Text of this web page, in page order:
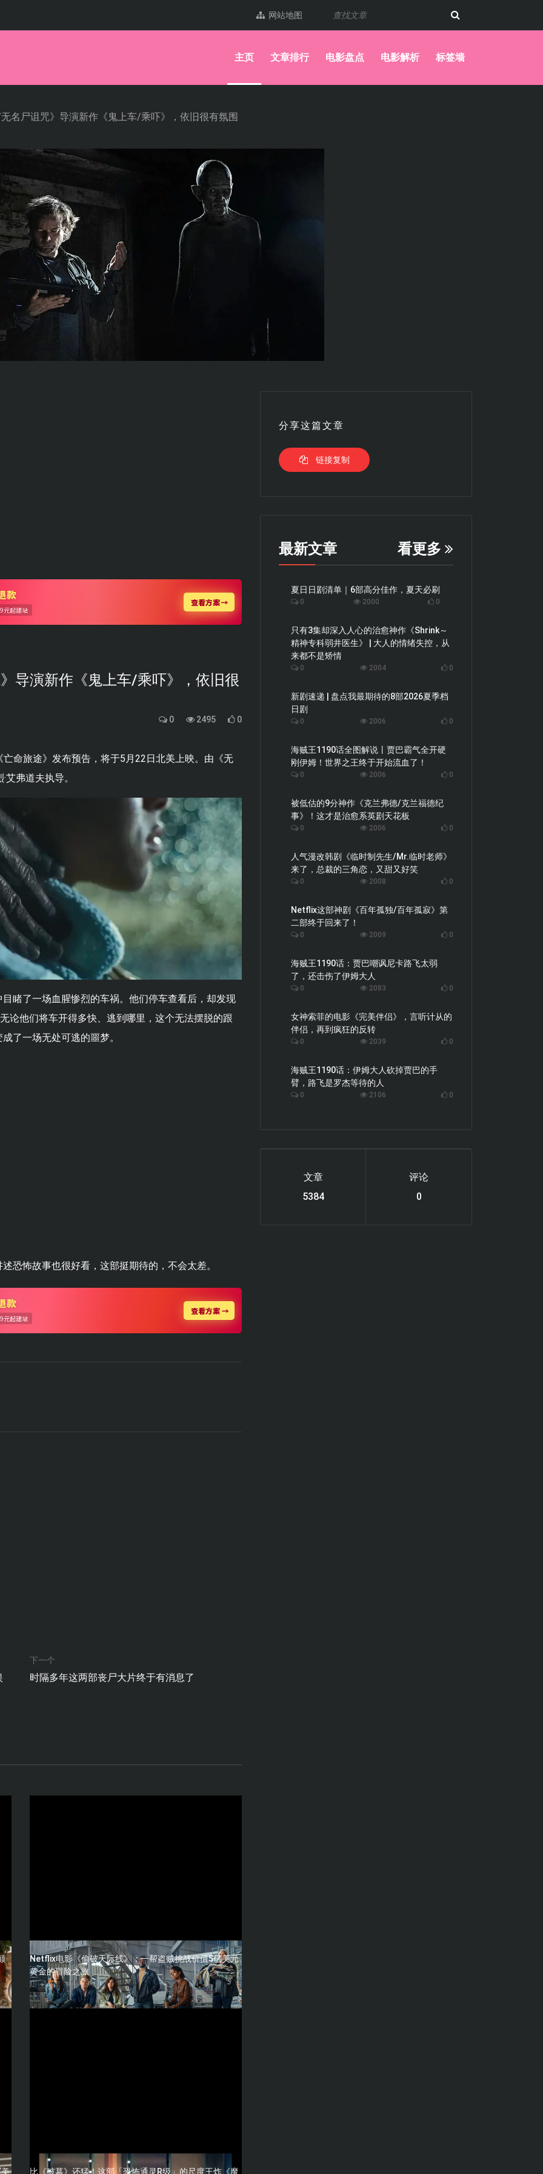
网站地图
主页 文章排行 电影盘点 电影解析 标签墙
名尸诅咒》导演新作《鬼上车/乘吓》，依旧很有氛围
导演新作《鬼上车/乘吓》，依旧很
0 2495 0
命旅途》发布预告，将于5月22日北美上映。由《无
弗道夫执导。
睹了一场血腥惨烈的车祸。他们停车查看后，却发现
论他们将车开得多快、逃到哪里，这个无法摆脱的跟
了一场无处可逃的噩梦。
恐怖故事也很好看，这部挺期待的，不会太差。
下一个
时隔多年这两部丧尸大片终于有消息了
Netflix电影《偷破天际线》：一帮盗贼挑战价值5亿美元
黄金的冒险之旅
比《破墓》还猛！这部「恐怖通灵R级」的尺度王炸《魔
分享这篇文章
链接复制
最新文章 看更多
夏日日剧清单｜6部高分佳作，夏天必刷
0 2000 0
只有3集却深入人心的治愈神作《Shrink～
精神专科弱井医生》 | 大人的情绪失控，从
来都不是矫情
0 2004 0
新剧速递 | 盘点我最期待的8部2026夏季档
日剧
0 2006 0
海贼王1190话全图解说丨贾巴霸气全开硬
刚伊姆！世界之王终于开始流血了！
0 2006 0
被低估的9分神作《克兰弗德/克兰福德纪
事》！这才是治愈系英剧天花板
0 2006 0
人气漫改韩剧《临时制先生/Mr.临时老师》
来了，总裁的三角恋，又甜又好笑
0 2008 0
Netflix这部神剧《百年孤独/百年孤寂》第
二部终于回来了！
0 2009 0
海贼王1190话：贾巴嘲讽尼卡路飞太弱
了，还击伤了伊姆大人
0 2083 0
女神索菲的电影《完美伴侣》，言听计从的
伴侣，再到疯狂的反转
0 2039 0
海贼王1190话：伊姆大人砍掉贾巴的手
臂，路飞是罗杰等待的人
0 2106 0
文章
6119
评论
0